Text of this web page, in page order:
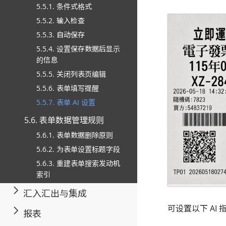
5.5.1. 条件式格式
5.5.2. 输入检查
5.5.3. 自动保存
5.5.4. 设置保存数据后显示
的信息
5.5.5. 关闭列表页编辑
5.5.6. 表单填写提醒
5.5.7. 表单 AI 设置
5.6. 表单数据管理规则
5.6.1. 表单数据删除原则
5.6.2. 为表单设置标题字段
5.6.3. 重建表单搜索发动机
索引
汇入汇出与集成
报表
可设置以下 AI